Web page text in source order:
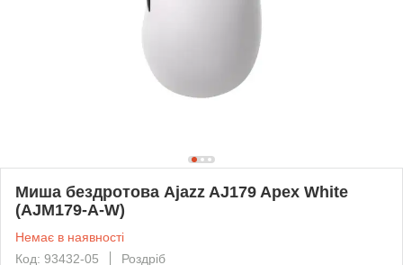
Миша бездротова Ajazz AJ179 Apex White
(AJM179-A-W)
Немає в наявності
Код: 93432-05
Роздріб